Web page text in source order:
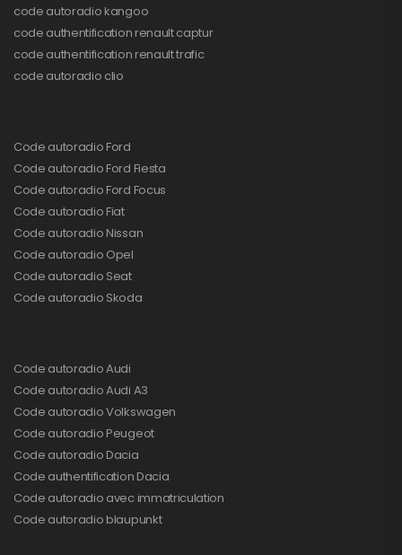
code autoradio kangoo
code authentification renault captur
code authentification renault trafic
code autoradio clio
Code autoradio Ford
Code autoradio Ford Fiesta
Code autoradio Ford Focus
Code autoradio Fiat
Code autoradio Nissan
Code autoradio Opel
Code autoradio Seat
Code autoradio Skoda
Code autoradio Audi
Code autoradio Audi A3
Code autoradio Volkswagen
Code autoradio Peugeot
Code autoradio Dacia
Code authentification Dacia
Code autoradio avec immatriculation
Code autoradio blaupunkt